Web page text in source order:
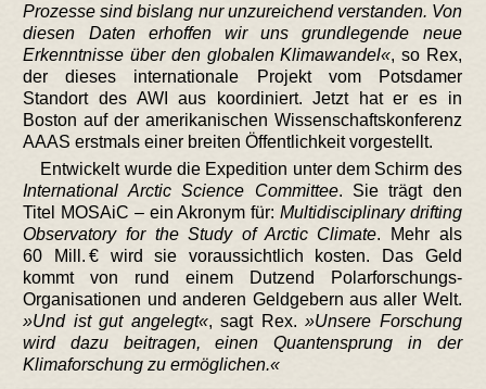
Prozesse sind bislang nur unzureichend verstanden. Von
diesen Daten erhoffen wir uns grundlegende neue
Erkenntnisse über den globalen Klimawandel , so Rex,
der dieses internationale Projekt vom Potsdamer
Standort des AWI aus koordiniert. Jetzt hat er es in
Boston auf der amerikanischen Wissenschaftskonferenz
AAAS erstmals einer breiten Öffentlichkeit vorgestellt.
Entwickelt wurde die Expedition unter dem Schirm des
International Arctic Science Committee. Sie trägt den
Titel MOSAiC – ein Akronym für: Multidisciplinary drifting
Observatory for the Study of Arctic Climate. Mehr als
60 Mill. € wird sie voraussichtlich kosten. Das Geld
kommt von rund einem Dutzend Polarforschungs-
Organisationen und anderen Geldgebern aus aller Welt.
Und ist gut angelegt , sagt Rex. Unsere Forschung
wird dazu beitragen, einen Quantensprung in der
Klimaforschung zu ermöglichen.